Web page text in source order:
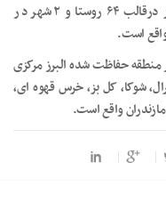
بخش کجور با جمعیتی دست کم ۱۲ هزار نفر درقالب ۶۴ روستا و ۲ شهر در
حدود ۲۲۰ هزار هکتار منطقه حفاظت شده البرز مرکزی
شوکا، کل بز، خرس قهوه ای،
واقع است.